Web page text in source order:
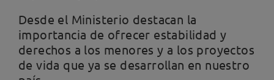
Desde el Ministerio destacan la
importancia de ofrecer estabilidad y
derechos a los menores y a los proyectos
de vida que ya se desarrollan en nuestro